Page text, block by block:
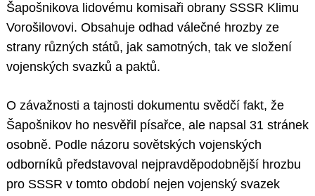
Šapošnikova lidovému komisaři obrany SSSR Klimu
Vorošilovovi. Obsahuje odhad válečné hrozby ze
strany různých států, jak samotných, tak ve složení
vojenských svazků a paktů.
O závažnosti a tajnosti dokumentu svědčí fakt, že
Šapošnikov ho nesvěřil písařce, ale napsal 31 stránek
osobně. Podle názoru sovětských vojenských
odborníků představoval nejpravděpodobnější hrozbu
pro SSSR v tomto období nejen vojenský svazek